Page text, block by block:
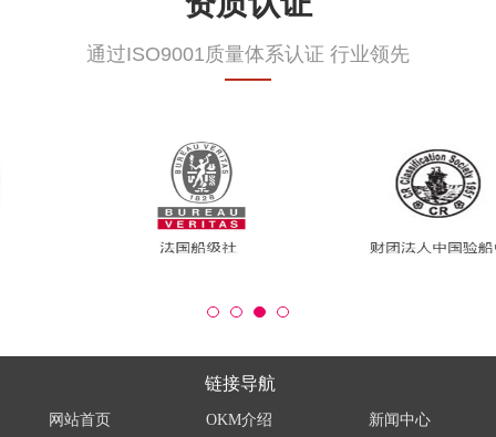
通过ISO9001质量体系认证 行业领先
链接导航
网站首页 OKM介绍 新闻中心